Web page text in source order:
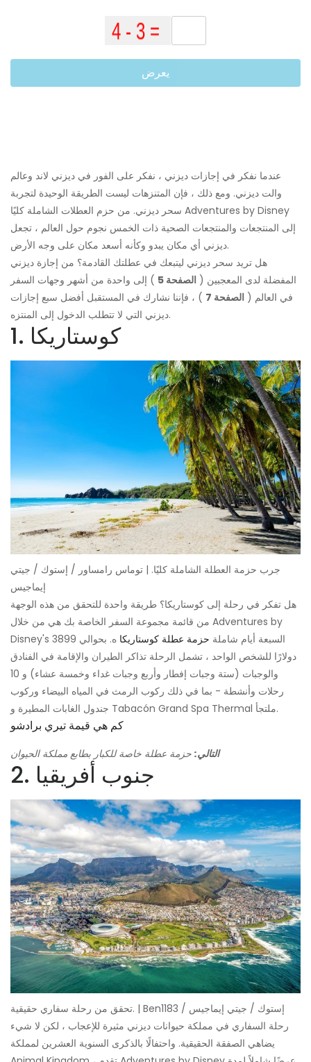
يعرض
عندما نفكر في إجازات ديزني ، نفكر على الفور في ديزني لاند وعالم
والت ديزني. ومع ذلك ، فإن المتنزهات ليست الطريقة الوحيدة لتجربة
سحر ديزني. من حزم العطلات الشاملة كليًا Adventures by Disney
إلى المنتجعات والمنتجعات الصحية ذات الخمس نجوم حول العالم ، تجعل
ديزني أي مكان يبدو وكأنه أسعد مكان على وجه الأرض.
هل تريد سحر ديزني ليتبعك في عطلتك القادمة؟ من إجازة ديزني
المفضلة لدى المعجبين ( الصفحة 5
) إلى واحدة من أشهر وجهات السفر
في العالم ( الصفحة 7
) ، فإننا نشارك في المستقبل أفضل سبع إجازات
ديزني التي لا تتطلب الدخول إلى المنتزه.
1. كوستاريكا
جرب حزمة العطلة الشاملة كليًا. | توماس رامساور / إستوك / جيتي
إيماجيس
هل تفكر في رحلة إلى كوستاريكا؟ طريقة واحدة للتحقق من هذه الوجهة
من قائمة مجموعة السفر الخاصة بك هي من خلال Adventures by
Disney's السبعة أيام شاملة حزمة عطلة كوستاريكا
ه. بحوالي 3899
دولارًا للشخص الواحد ، تشمل الرحلة تذاكر الطيران والإقامة في الفنادق
والوجبات (ستة وجبات إفطار وأربع وجبات غداء وخمسة عشاء) و 10
رحلات وأنشطة - بما في ذلك ركوب الرمث في المياه البيضاء وركوب
جندول الغابات المطيرة و Tabacón Grand Spa Thermal ملتجأ.
كم هي قيمة تيري برادشو
التالي: حزمة عطلة خاصة للكبار بطابع مملكة الحيوان
2. جنوب أفريقيا
تحقق من رحلة سفاري حقيقية. | Ben1183 / إستوك / جيتي إيماجيس
رحلة السفاري في مملكة حيوانات ديزني مثيرة للإعجاب ، لكن لا شيء
يضاهي الصفقة الحقيقية. واحتفالًا بالذكرى السنوية العشرين لمملكة